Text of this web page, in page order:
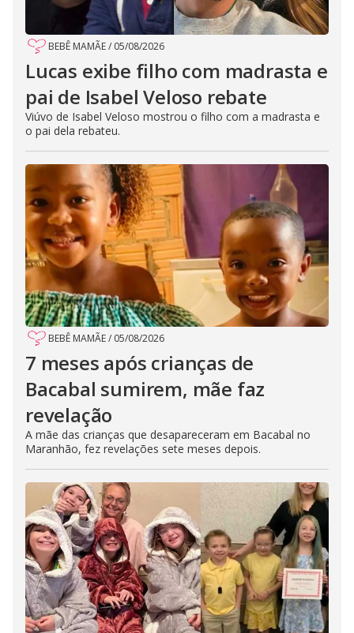
BEBÊ MAMÃE/ 05/08/2026
Lucas exibe filho com madrasta e
pai de Isabel Veloso rebate
Viúvo de Isabel Veloso mostrou o filho com a madrasta e
o pai dela rebateu.
BEBÊ MAMÃE/ 05/08/2026
7 meses após crianças de
Bacabal sumirem, mãe faz
revelação
A mãe das crianças que desapareceram em Bacabal no
Maranhão, fez revelações sete meses depois.